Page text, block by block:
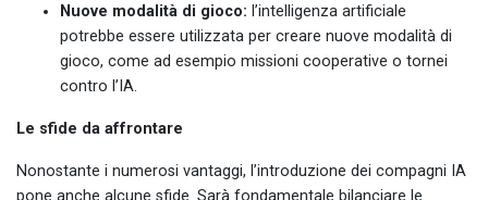
Nuove modalità di gioco: l’intelligenza artificiale
potrebbe essere utilizzata per creare nuove modalità di
gioco, come ad esempio missioni cooperative o tornei
contro l’IA.
Le sfide da affrontare
Nonostante i numerosi vantaggi, l’introduzione dei compagni IA
pone anche alcune sfide. Sarà fondamentale bilanciare le